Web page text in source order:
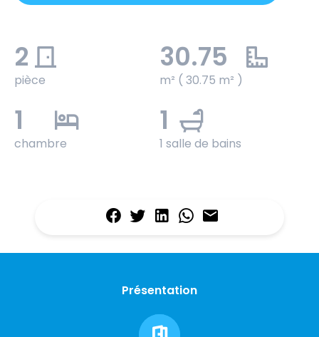
2
pièce
30.75
m² ( 30.75 m² )
1
chambre
1
1 salle de bains
Présentation